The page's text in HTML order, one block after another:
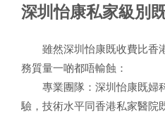
深圳怡康私家級別
雖然深圳怡康既收費比香
務質量一啲都唔輸蝕：
專業團隊：深圳怡康既婦
驗，技術水平同香港私家醫院